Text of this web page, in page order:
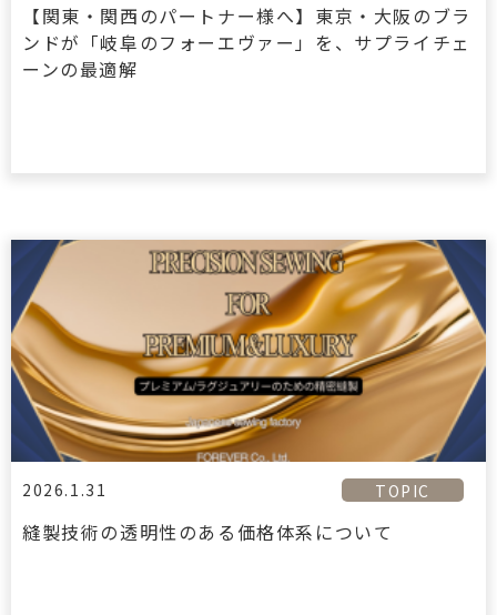
【関東・関西のパートナー様へ】東京・大阪のブラ
ンドが「岐阜のフォーエヴァー」を、サプライチェ
ーンの最適解
2026.1.31 TOPIC
縫製技術の透明性のある価格体系について